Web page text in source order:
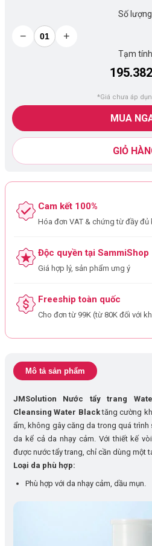
Số lượng
− +
Tạm tính
*Giá chưa áp
MUA
GIỎ
Cam kết 100%
Hóa đơn VAT & chứng từ đầy đủ
Độc quyền tại SammiShop
Giá hợp lý, sản phẩm ưng ý
Freeship toàn quốc
Cho đơn từ 99K (từ 80K đối với
Mô tả sản phẩm
JMSolution Nước tẩy trang
Cleansing Water Blacktăng cường
ẩm, không gây căng da trong quá
da kể cả da nhạy cảm. Với thiết kế
được nước tẩy trang, chỉ cần dùng một
Loại da phù hợp:
Phù hợp với da nhạy cảm, dầu mụn.